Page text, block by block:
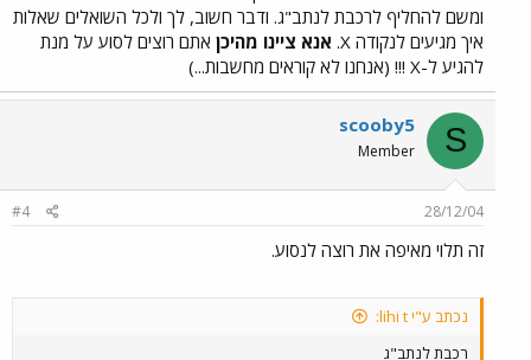
ומשם להחליף לרכבת לנתב"ג. ודבר חשוב, לך ולכל השואלים שאלות
איך מגיעים לנקודה X.
אנא ציינו מהיכן אתם רוצים לסוע על מנת
להגיע ל-X !!! (אנחנו לא קוראים מחשבות...)
S
scooby5
Member
28/12/04
#4
זה תלוי מאיפה את רוצה לנסוע.
נכתב ע"י lihi t:
רכבת לנתב"ג